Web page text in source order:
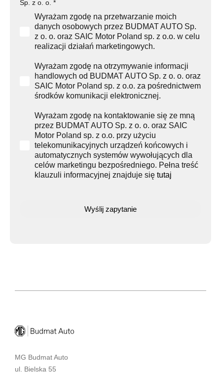
Sp. z o. o. *
Wyrażam zgodę na przetwarzanie moich
danych osobowych przez BUDMAT AUTO Sp.
z o. o. oraz SAIC Motor Poland sp. z o.o. w celu
realizacji działań marketingowych.
Wyrażam zgodę na otrzymywanie informacji
handlowych od BUDMAT AUTO Sp. z o. o. oraz
SAIC Motor Poland sp. z o.o. za pośrednictwem
środków komunikacji elektronicznej.
Wyrażam zgodę na kontaktowanie się ze mną
przez BUDMAT AUTO Sp. z o. o. oraz SAIC
Motor Poland sp. z o.o. przy użyciu
telekomunikacyjnych urządzeń końcowych i
automatycznych systemów wywołujących dla
celów marketingu bezpośredniego. Pełna treść
klauzuli informacyjnej znajduje się tutaj
Wyślij zapytanie
MG Budmat Auto
ul. Bielska 55